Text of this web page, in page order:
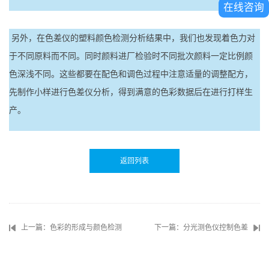
另外，在色差仪的塑料颜色检测分析结果中，我们也发现着色力对
于不同原料而不同。同时颜料进厂检验时不同批次颜料一定比例颜
色深浅不同。这些都要在配色和调色过程中注意适量的调整配方，
先制作小样进行色差仪分析，得到满意的色彩数据后在进行打样生
产。
返回列表
上一篇：色彩的形成与颜色检测 下一篇：分光测色仪控制色差
在线咨询